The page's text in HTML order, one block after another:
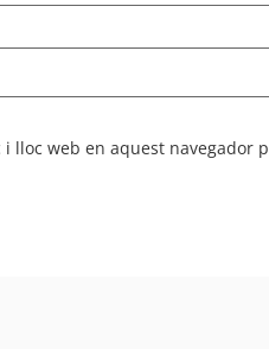
lloc web en aquest navegador